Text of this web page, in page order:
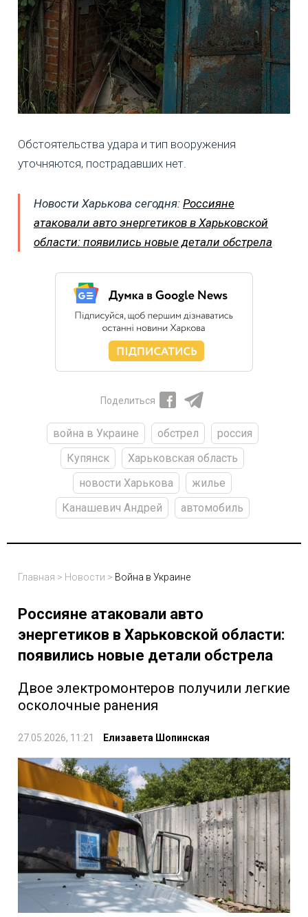
Обстоятельства удара и тип вооружения
уточняются, пострадавших нет.
Новости Харькова сегодня: Россияне
атаковали авто энергетиков в Харьковской
области: появились новые детали обстрела
Поделиться
война в Украине обстрел
россия
Купянск
Харьковская область
новости Харькова
жилье
Канашевич Андрей
автомобиль
Главная > Новости > Война в Украине
Россияне атаковали авто
энергетиков в Харьковской области:
появились новые детали обстрела
Двое электромонтеров получили легкие
осколочные ранения
27.05.2026, 11:21 Елизавета Шопинская